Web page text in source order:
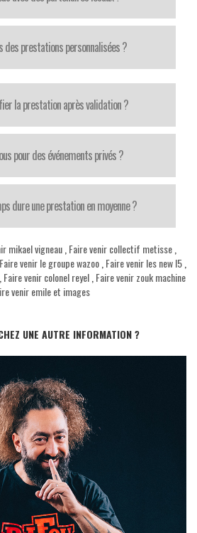
des prestations personnalisées ?
la prestation après validation ?
pour des événements privés ?
dure une prestation en moyenne ?
mikael vigneau Faire venir collectif metisse
Faire venir le groupe wazoo Faire venir les new l5
Faire venir colonel reyel Faire venir zouk machine
venir emile et images
UNE AUTRE INFORMATION ?